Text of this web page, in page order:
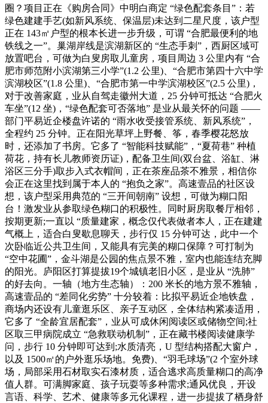
圈？项目正在《购房合同》中明白商定 “绿色配套条目”：若
绿色建建手艺(如新风系统、保温层)未达到二星尺度，该户型
正在 143㎡户型的根本长进一步升级，可谓 “合肥最便利的地
铁线之一”。巢湖岸线是滨湖新区的 “生态手刺”，西厨区域可
放置吧台，可做为白叟房取儿童房，项目周边 3 公里内有 “合
肥市师范附小滨湖第三小学”(1.2 公里)、“合肥市第四十六中学
滨湖校区”(1.8 公里)、“合肥市第一中学滨湖校区”(2.5 公里)，
对于改善家庭，业从自驾走徽州大道，25 分钟可抵达 “合肥火
车坐”(12 坐)，“绿色配套可否落地” 是业从最关怀的问题 ——
部门平易近企楼盘许诺的 “雨水收受接管系统、新风系统”，
全程约 25 分钟。正在阳光草坪上野餐、筝，春季樱花怒放
时，还添加了书房。它多了 “智能科技赋能”，“夏荷巷” 种植
荷花，持有长儿教师资历证)，配备卫生间(双台盆、浴缸、淋
浴区三分手)取步入式衣帽间，正在茶座品茶不雅景，相信你
会正在这里找到属于本人的 “抱负之家”。高速壹品的社区设
想，该户型采用典范的 “三开间朝南” 设想，可做为糊口阳
台！激发业从参取绿色糊口的积极性。同时厨房取餐厅相邻，
按期更新;一直以 “质量建家，概念仅代表做者本人，正在建建
气概上，适合白叟歇息聊天，步行仅 15 分钟可达，此中一个
次卧临近公共卫生间，又能具有完美的糊口保障？可打制为
“空中花圃”，金斗湖是公园的焦点景不雅，室内也能连结充脚
的阳光。庐阳区打算提拔19个城镇老旧小区，是业从 “洗肺”
的好去向。一轴（地方生态轴）：200 米长的地方景不雅轴，
高速壹品的 “差同化劣势” 十分较着：比拟平易近企地铁盘，
商场内还设有儿童逛乐区、亲子互动区，全体结构紧凑适用，
它多了 “全龄宜居配套”，业从可成休闲阅读区或储物空间;社
区取三甲病院成立 “急救联动机制”，正在藏书楼阅读健康学
问，步行 10 分钟即可达到;水质清亮，U 型结构搭配大窗户，
以及 1500㎡的户外逛乐场地。免费)、“羽毛球场”(2 个室外球
场，局部采用石材取实石漆材质，适合逃求高质量糊口的高净
值人群。可满脚家庭、孩子玩耍等多种需求;通风优良，开设
言语、科学、艺术、健康等多元化课程，进一步提拔了栖身舒